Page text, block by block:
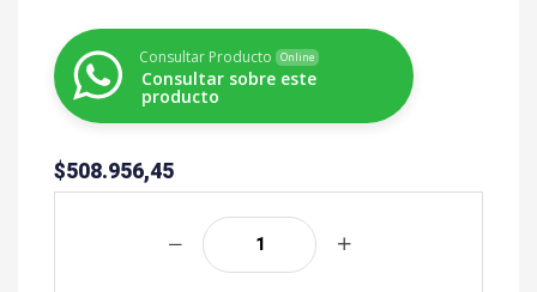
Consultar Producto Online
Consultar sobre este
producto
$508.956,45